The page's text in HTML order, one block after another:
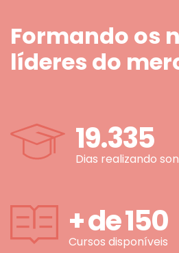
Formando os
líderes do
19.335
Dias realizando
+ de150
Cursos disponíveis